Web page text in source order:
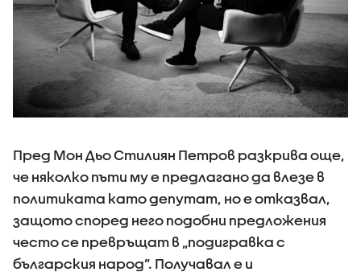
Пред Мон Дьо Стилиян Петров разкрива още,
че няколко пъти му е предлагано да влезе в
политиката като депутат, но е отказвал,
защото според него подобни предложения
често се превръщат в „подигравка с
българския народ”. Получавал е и